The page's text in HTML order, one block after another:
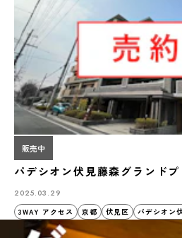
販売中
パデシオン伏見藤森グランドプ
2025.03.29
3WAY アクセス
京都 伏見区 パデシオン